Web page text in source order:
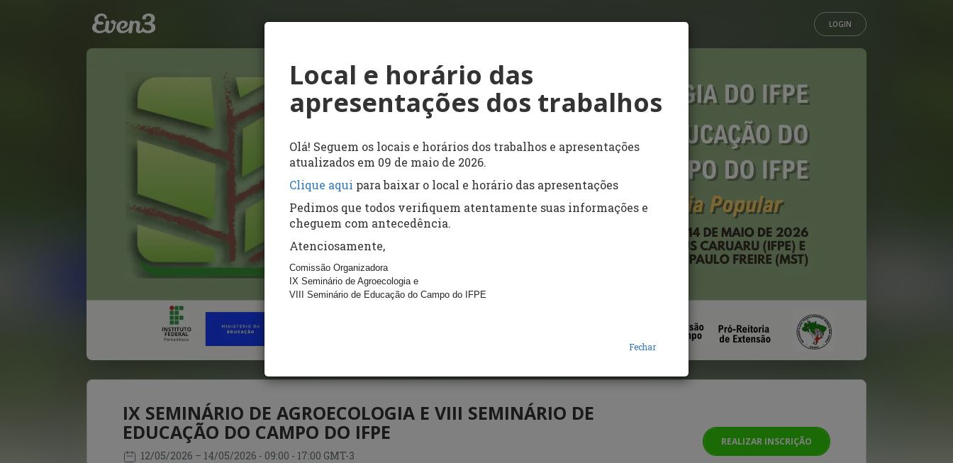
Local e horário das
apresentações dos trabalhos
Olá! Seguem os locais e horários dos trabalhos e apresentações
atualizados em 09 de maio de 2026.
Clique aqui para baixar o local e horário das apresentações
Pedimos que todos verifiquem atentamente suas informações e
cheguem com antecedência.
Atenciosamente,
Comissão Organizadora
IX Seminário de Agroecologia e
VIII Seminário de Educação do Campo do IFPE
Fechar
LOGIN
IX SEMINÁRIO DE AGROECOLOGIA E VIII SEMINÁRIO DE
EDUCAÇÃO DO CAMPO DO IFPE
12/05/2026 – 14/05/2026 - 09:00 - 17:00 GMT-3
REALIZAR INSCRIÇÃO